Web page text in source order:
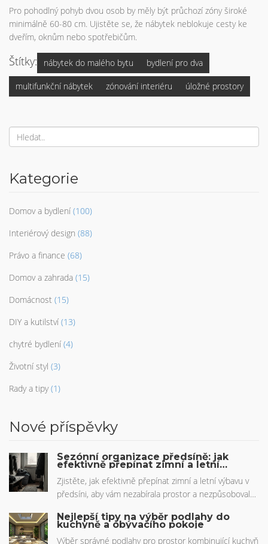
Pro pohodlný pohyb dvou osob by měly být průchozí zóny široké
minimálně 60-80 cm. Ujistěte se, že nábytek neblokuje cesty ke
dveřím, oknům nebo spotřebičům.
Štítky: nábytek do malého bytu bydlení pro dva
multifunkční nábytek zónování interiéru úložné prostory
Kategorie
Domov a bydlení (100)
Interiérový design (88)
Právo a finance (68)
Domov a zahrada (15)
Domácnost (15)
DIY a kutilství (13)
chytré bydlení (4)
Životní styl (3)
Rady a tipy (1)
Nové příspěvky
Sezónní organizace předsíně: jak
efektivně přepínat zimní a letní
Zjistěte, jak efektivně přepínat zimní a letní výbavu v
předsíni, aby vám nezabírala prostor a nezpůsobovala
organizaci za 2-3 hodiny.
Nejlepší tipy na výběr podlahy do
kuchyně a obývacího pokoje
Výběr správné podlahy pro prostor kombinující kuchyň